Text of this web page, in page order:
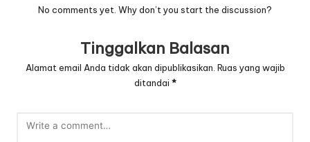
No comments yet. Why don’t you start the discussion?
Tinggalkan Balasan
Alamat email Anda tidak akan dipublikasikan. Ruas yang wajib
ditandai *